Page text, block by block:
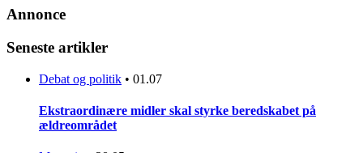
Annonce
Seneste artikler
Debat og politik • 01.07
Ekstraordinære midler skal styrke beredskabet på
ældreområdet